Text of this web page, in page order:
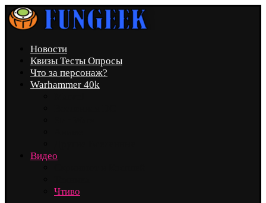
Новости
Квизы Тесты Опросы
Что за персонаж?
Warhammer 40k
Видео
Чтиво